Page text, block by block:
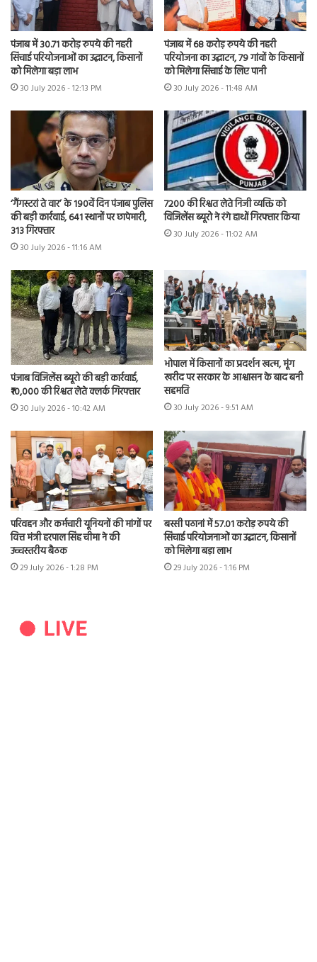
पंजाब में 30.71 करोड़ रुपये की नहरी
सिंचाई परियोजनाओं का उद्घाटन, किसानों
को मिलेगा बड़ा लाभ
30 July 2026 - 12:13 PM
पंजाब में 68 करोड़ रुपये की नहरी
परियोजना का उद्घाटन, 79 गांवों के किसानों
को मिलेगा सिंचाई के लिए पानी
30 July 2026 - 11:48 AM
‘गैंगस्टरां ते वार’ के 190वें दिन पंजाब पुलिस
की बड़ी कार्रवाई, 641 स्थानों पर छापेमारी,
313 गिरफ्तार
30 July 2026 - 11:16 AM
7200 की रिश्वत लेते निजी व्यक्ति को
विजिलेंस ब्यूरो ने रंगे हाथों गिरफ्तार किया
30 July 2026 - 11:02 AM
पंजाब विजिलेंस ब्यूरो की बड़ी कार्रवाई,
₹10,000 की रिश्वत लेते क्लर्क गिरफ्तार
30 July 2026 - 10:42 AM
भोपाल में किसानों का प्रदर्शन खत्म, मूंग
खरीद पर सरकार के आश्वासन के बाद बनी
सहमति
30 July 2026 - 9:51 AM
परिवहन और कर्मचारी यूनियनों की मांगों पर
वित्त मंत्री हरपाल सिंह चीमा ने की
उच्चस्तरीय बैठक
29 July 2026 - 1:28 PM
बस्सी पठानां में 57.01 करोड़ रुपये की
सिंचाई परियोजनाओं का उद्घाटन, किसानों
को मिलेगा बड़ा लाभ
29 July 2026 - 1:16 PM